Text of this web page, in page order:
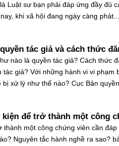
Luật sư bạn phải đáp ứng đầy đủ
khi xã hội đang ngày càng phát...
tác giả và cách thức
nào là quyền tác giả? Cách thức
tác giả? Với những hành vi vi phạm
bị xử lý như thế nào? Cục Bản
kiện để trở thành một công
thành một công chứng viên cần
Nguyên tắc hành nghề ra sao?